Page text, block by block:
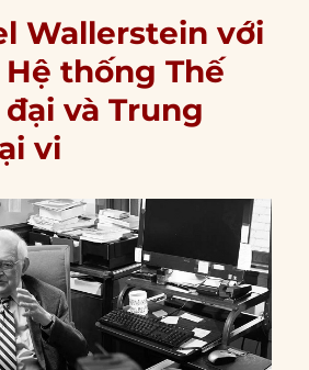
Wallerstein với
thống Thế
và Trung
vi